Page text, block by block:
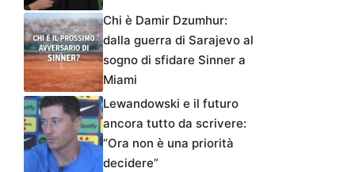
Chi è Damir Dzumhur:
dalla guerra di Sarajevo al
sogno di sfidare Sinner a
Miami
Lewandowski e il futuro
ancora tutto da scrivere:
“Ora non è una priorità
decidere”